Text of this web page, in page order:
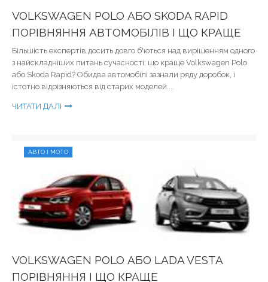
VOLKSWAGEN POLO АБО SKODA RAPID
ПОРІВНЯННЯ АВТОМОБІЛІВ І ЩО КРАЩЕ
Більшість експертів досить довго б'ються над вирішенням одного
з найскладніших питань сучасності: що краще Volkswagen Polo
або Skoda Rapid? Обидва автомобілі зазнали ряду доробок, і
істотно відрізняються від старих моделей....
ЧИТАТИ ДАЛІ
АВТО І МОТО
VOLKSWAGEN POLO АБО LADA VESTA
ПОРІВНЯННЯ І ЩО КРАЩЕ